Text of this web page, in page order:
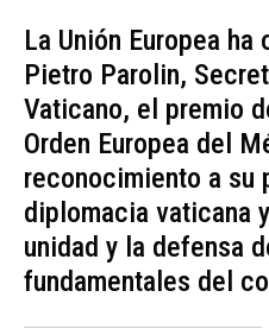
La Unión Europea
Pietro Parolin,
Vaticano, el premio
Orden Europea del
reconocimiento a su
diplomacia vaticana
unidad y la defensa
fundamentales del